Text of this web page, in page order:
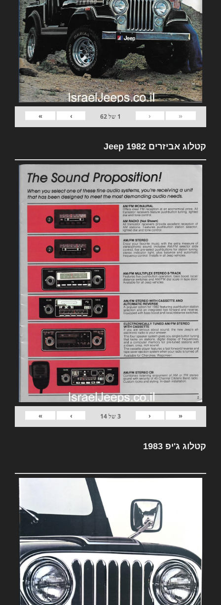
«
‹
1 של62
›
»
קטלוג אביזרים 1982 Jeep
«
‹
3של14
›
»
קטלוג ג'יפ 1983